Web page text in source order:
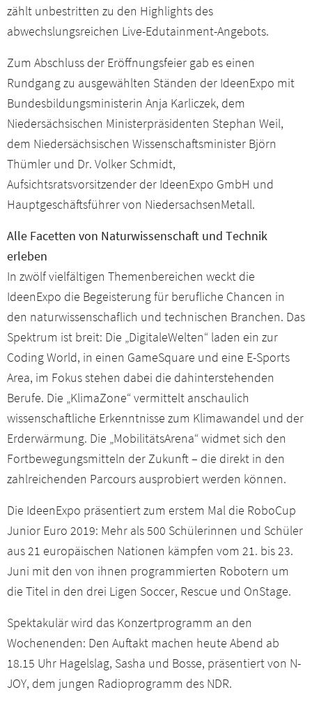
zählt unbestritten zu den Highlights des
abwechslungsreichen Live-Edutainment-Angebots.
Zum Abschluss der Eröffnungsfeier gab es einen
Rundgang zu ausgewählten Ständen der IdeenExpo mit
Bundesbildungsministerin Anja Karliczek, dem
Niedersächsischen Ministerpräsidenten Stephan Weil,
dem Niedersächsischen Wissenschaftsminister Björn
Thümler und Dr. Volker Schmidt,
Aufsichtsratsvorsitzender der IdeenExpo GmbH und
Hauptgeschäftsführer von NiedersachsenMetall.
Alle Facetten von Naturwissenschaft und Technik
erleben
In zwölf vielfältigen Themenbereichen weckt die
IdeenExpo die Begeisterung für berufliche Chancen in
den naturwissenschaflich und technischen Branchen. Das
Spektrum ist breit: Die „DigitaleWelten“ laden ein zur
Coding World, in einen GameSquare und eine E-Sports
Area, im Fokus stehen dabei die dahinterstehenden
Berufe. Die „KlimaZone“ vermittelt anschaulich
wissenschaftliche Erkenntnisse zum Klimawandel und der
Erderwärmung. Die „MobilitätsArena“ widmet sich den
Fortbewegungsmitteln der Zukunft – die direkt in den
zahlreichenden Parcours ausprobiert werden können.
Die IdeenExpo präsentiert zum erstem Mal die RoboCup
Junior Euro 2019: Mehr als 500 Schülerinnen und Schüler
aus 21 europäischen Nationen kämpfen vom 21. bis 23.
Juni mit den von ihnen programmierten Robotern um
die Titel in den drei Ligen Soccer, Rescue und OnStage.
Spektakulär wird das Konzertprogramm an den
Wochenenden: Den Auftakt machen heute Abend ab
18.15 Uhr Hagelslag, Sasha und Bosse, präsentiert von N-
JOY, dem jungen Radioprogramm des NDR.